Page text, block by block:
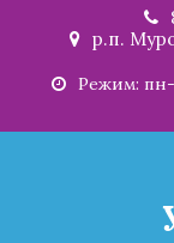
р.п.
Режим: пн-